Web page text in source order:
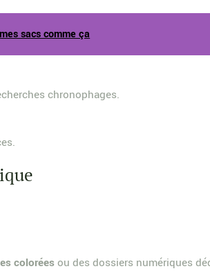
sacs comme ça
chronophages.
colorées ou des dossiers numériques